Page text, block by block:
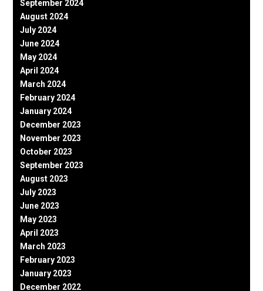
September 2024
August 2024
July 2024
June 2024
May 2024
April 2024
March 2024
February 2024
January 2024
December 2023
November 2023
October 2023
September 2023
August 2023
July 2023
June 2023
May 2023
April 2023
March 2023
February 2023
January 2023
December 2022